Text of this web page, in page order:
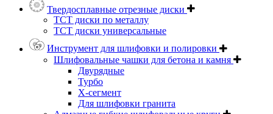
Твердосплавные отрезные диски
ТСТ диски по металлу
ТСТ диски универсальные
Инструмент для шлифовки и полировки
Шлифовальные чашки для бетона и камня
Двурядные
Турбо
Х-сегмент
Для шлифовки гранита